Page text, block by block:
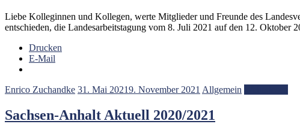
Liebe Kolleginnen und Kollegen, werte Mitglieder und Freunde des
entschieden, die Landesarbeitstagung vom 8. Juli 2021 auf den 12. Oktober
Drucken
E-Mail
Enrico Zuchandke 31. Mai 20219. November 2021 Allgemein
Sachsen-Anhalt Aktuell 2020/2021